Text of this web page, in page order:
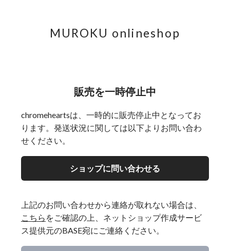
MUROKU onlineshop
販売を一時停止中
chromeheartsは、一時的に販売停止中となってお
ります。発送状況に関しては以下よりお問い合わ
せください。
ショップに問い合わせる
上記のお問い合わせから連絡が取れない場合は、
こちら をご確認の上、ネットショップ作成サービ
ス提供元のBASE宛にご連絡ください。